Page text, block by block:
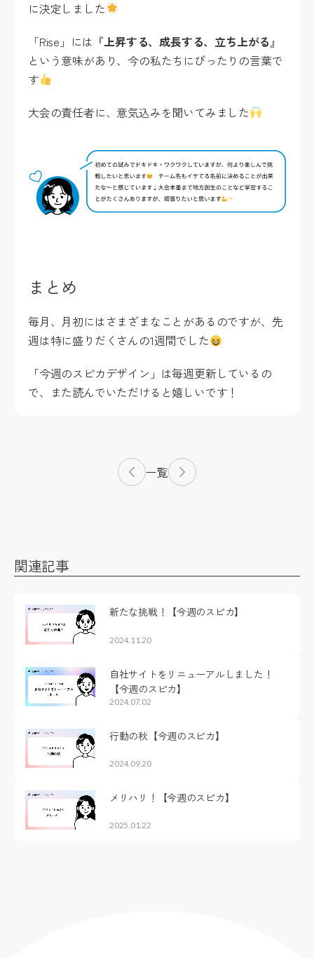
に決定しました
「Rise」には『上昇する、成長する、立ち上がる 』
という意味があり、今の私たちにぴったりの言葉で
す
大会の責任者に、意気込みを聞いてみました
まとめ
毎月、月初にはさまざまなことがあるのですが、先
週は特に盛りだくさんの1週間でした
「今週のスピカデザイン」は毎週更新しているの
で、また読んでいただけると嬉しいです！
一覧
関連記事
新たな挑戦！【今週のスピカ】
2024.11.20
自社サイトをリニューアルしました！
【今週のスピカ】
2024.07.02
行動の秋【今週のスピカ】
2024.09.20
メリハリ！【今週のスピカ】
2025.01.22